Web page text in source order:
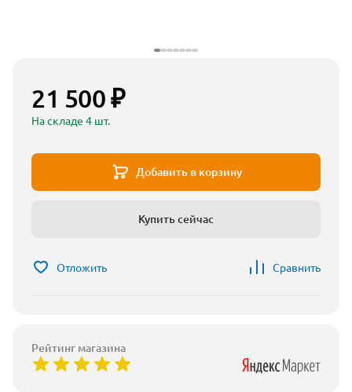
21 500 ₽
На складе 4 шт.
Добавить в корзину
Купить сейчас
Отложить Сравнить
Рейтинг магазина